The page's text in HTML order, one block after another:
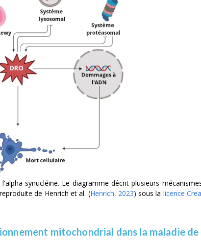
synucléine. Le diagramme décrit plusieurs
de Henrich et al. (Henrich, 2023) sous la licence
mitochondrial dans la maladie de